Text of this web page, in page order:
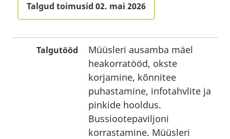
Talgud toimusid 02. mai 2026
Talgutööd
Müüsleri ausamba mäel
heakorratööd, okste
korjamine, kõnnitee
puhastamine, infotahvlite ja
pinkide hooldus.
Bussiootepaviljoni
korrastamine. Müüsleri